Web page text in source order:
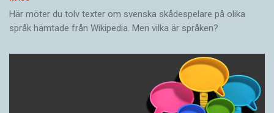
Här möter du tolv texter om svenska skådespelare på olika
språk hämtade från Wikipedia. Men vilka är språken?